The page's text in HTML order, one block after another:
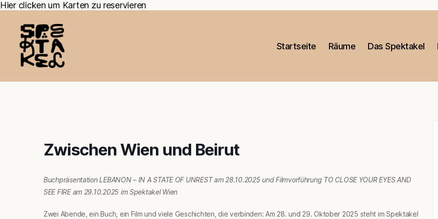
Hier clicken um Karten zu reservieren
Startseite Räume Das Spektakel
Zwischen Wien und Beirut
Buchpräsentation LEBANON–IN A STATE OF UNREST am 28.10.2025 und Filmvorführung TO CLOSE YOUR EYES AND
SEE FIRE am 29.10.2025 im Spektakel Wien
Zwei Abende, ein Buch, ein Film und viele Geschichten, die verbinden: Am 28. und 29. Oktober 2025 steht im Spektakel